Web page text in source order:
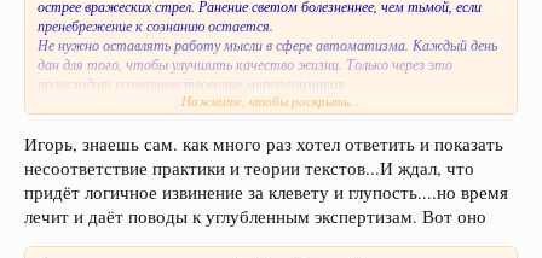
острее вражеских стрел. Ранение светом болезненнее, чем тьмой, если
пренебрежение к сознанию остается.
Не нужно оставлять работу мысли в сфере автоматизма. Каждый день
дан для того, чтобы улучшить качество жизни. Только через это
происходит усовершенствование миропонимания.
Можно до оскомины повторять вечные истины. Но без применения все
благую цель, люди окостеневают в стереотипах повторений. Здесь
отсутствует творчество духа, а есть лишь накатанные рельсы
предсказуемости.
И где та необычность и неповторимость знаний, когда все вращается
вокруг одного понятия? И эта оскомина называется «практикой Живой
Нажмите, чтобы раскрыть...
Игорь, знаешь сам. как много раз хотел ответить и показать
несоответствие практики и теории текстов...И ждал, что
придёт логичное извинение за клевету и глупость....но время
лечит и даёт поводы к углубленным экспертизам. Вот оно